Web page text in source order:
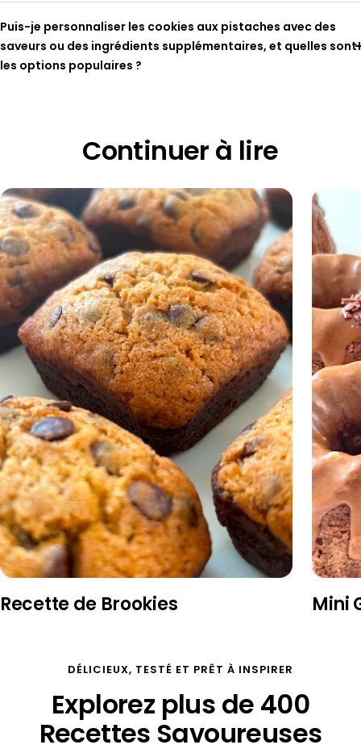
Puis-je personnaliser les cookies aux pistaches avec des
saveurs ou des ingrédients supplémentaires, et quelles sont
les options populaires ?
Continuer à lire
Recette de Brookies Mini
DÉLICIEUX, TESTÉ ET PRÊT À INSPIRER
Explorez plus de 400
Recettes Savoureuses